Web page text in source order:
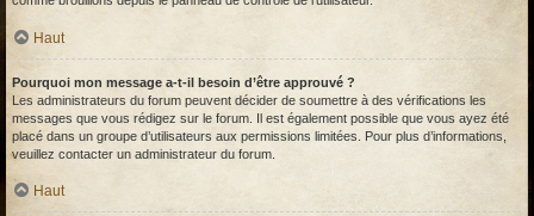
Haut
Pourquoi mon message a-t-il besoin d’être approuvé ?
Les administrateurs du forum peuvent décider de soumettre à des vérifications les
messages que vous rédigez sur le forum. Il est également possible que vous ayez été
placé dans un groupe d’utilisateurs aux permissions limitées. Pour plus d’informations,
veuillez contacter un administrateur du forum.
Haut